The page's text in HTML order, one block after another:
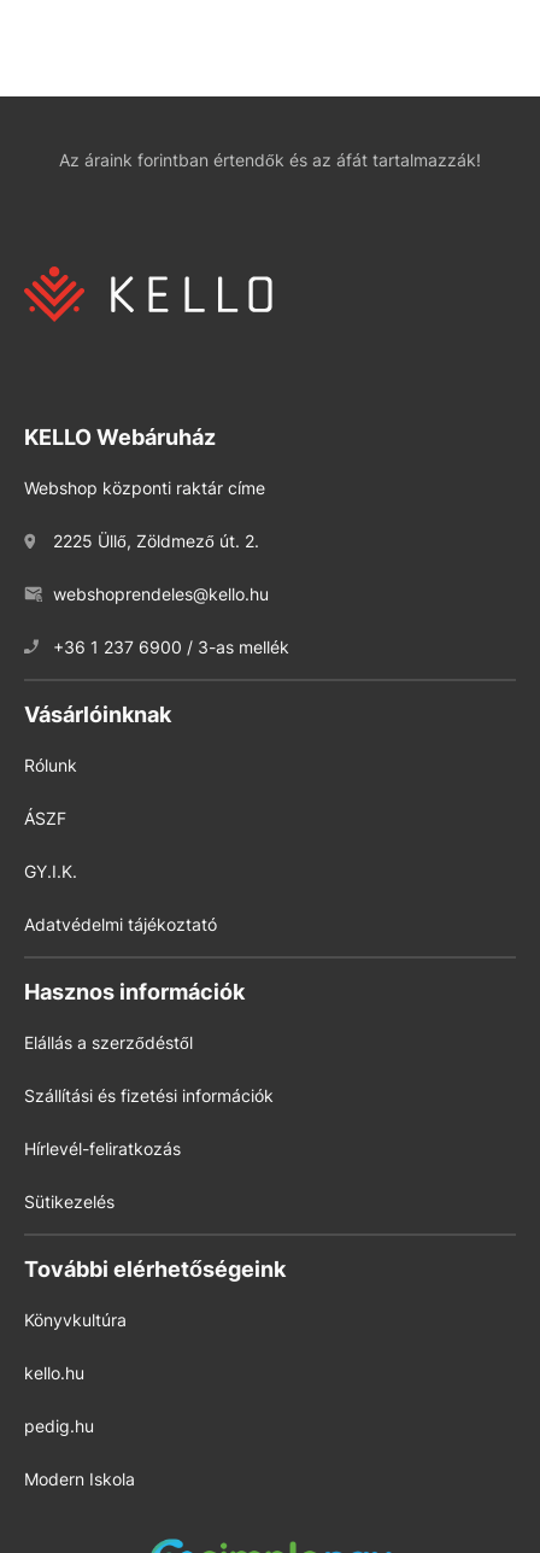
Az áraink forintban értendők és az áfát tartalmazzák!
KELLO Webáruház
Webshop központi raktár címe
2225 Üllő, Zöldmező út. 2.
webshoprendeles@kello.hu
+36 1 237 6900 / 3-as mellék
Vásárlóinknak
Rólunk
ÁSZF
GY.I.K.
Adatvédelmi tájékoztató
Hasznos információk
Elállás a szerződéstől
Szállítási és fizetési információk
Hírlevél-feliratkozás
Sütikezelés
További elérhetőségeink
Könyvkultúra
kello.hu
pedig.hu
Modern Iskola